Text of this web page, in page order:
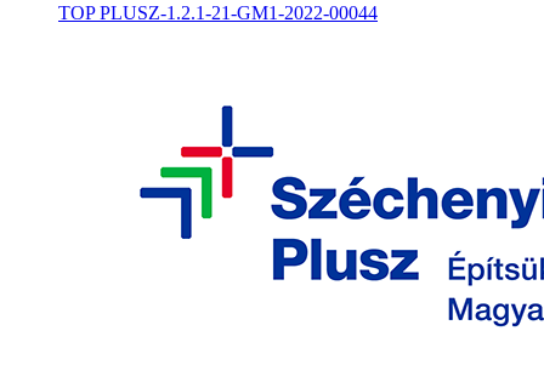
TOP PLUSZ-1.2.1-21-GM1-2022-00044